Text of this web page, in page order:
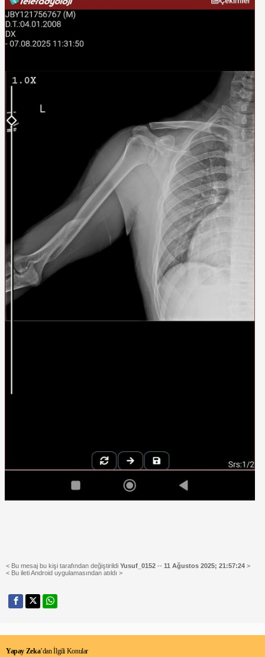
< Bu mesaj bu kişi tarafından değiştirildi Yusuf_0152 -- 11 Ağustos 2025; 21:57:24 >
< Bu ileti Android uygulamasından atıldı >
Yapay Zeka’dan İlgili Konular